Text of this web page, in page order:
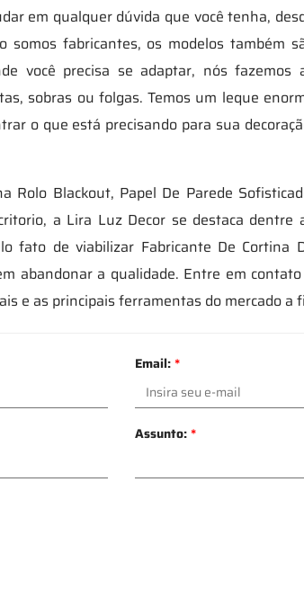
em qualquer dúvida que você tenha,
somos fabricantes, os modelos também
você precisa se adaptar, nós fazemos
sobras ou folgas. Temos um leque
o que está precisando para sua
Rolo Blackout, Papel De Parede
a Lira Luz Decor se destaca dentre
fato de viabilizar Fabricante De Cortina
abandonar a qualidade. Entre em
e as principais ferramentas do mercado
Email:*
Assunto:*